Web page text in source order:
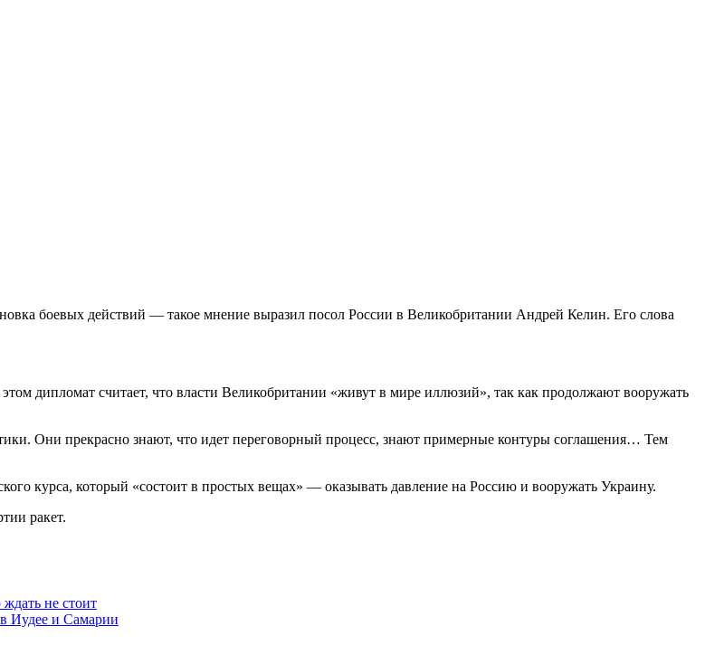
боевых действий — такое мнение выразил посол России в Великобритании Андрей Келин. Его слова
дипломат считает, что власти Великобритании «живут в мире иллюзий», так как продолжают вооружать
Они прекрасно знают, что идет переговорный процесс, знают примерные контуры соглашения… Тем
курса, который «состоит в простых вещах» — оказывать давление на Россию и вооружать Украину.
ракет.
не стоит
Иудее и Самарии